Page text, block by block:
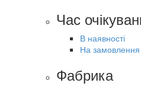
Час
В наявності
На замовлення
Фабрика